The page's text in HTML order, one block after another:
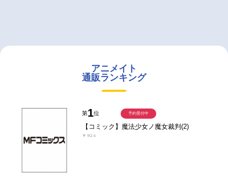
アニメイト
通販ランキング
第1位
【コミック】魔法少女ノ魔女裁判(2)
￥924
予約受付中